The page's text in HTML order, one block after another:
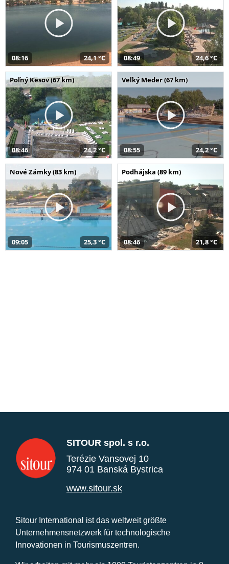
08:16 24,1 °C 08:49 24,6 °C
Poľný Kesov (67 km)
08:46 24,2 °C
Veľký Meder (67 km)
08:55 24,2 °C
Nové Zámky (83 km)
09:05 25,3 °C
Podhájska (89 km)
08:46 21,8 °C
SITOUR spol. s r.o.
Terézie Vansovej 10
974 01 Banská Bystrica
www.sitour.sk
Sitour International ist das weltweit größte
Unternehmensnetzwerk für technologische
Innovationen in Tourismuszentren.